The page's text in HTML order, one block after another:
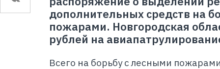
дополнительных средств на
пожарами. Новгородская
рублей на
Всего на борьбу с лесными